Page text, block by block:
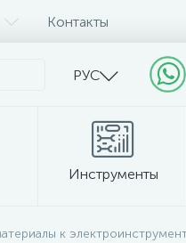
Контакты
РУС
Инструменты
к